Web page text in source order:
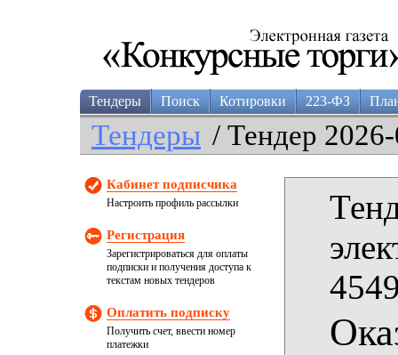
Тендеры Поиск Котировки 223-ФЗ
Тендеры / Тендер
Кабинет подписчика
Настроить профиль рассылки
Регистрация
Зарегистрироваться для оплаты
подписки и получения доступа к
текстам новых тендеров
Оплатить подписку
Получить счет, ввести номер
платежки